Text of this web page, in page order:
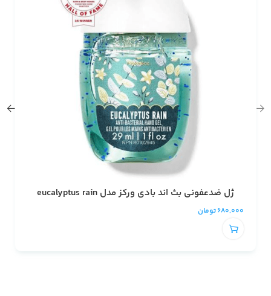
ژل ضدعفونی بث اند بادی ورکز مدل eucalyptus rain
680,000تومان